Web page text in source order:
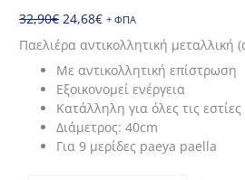
32,90€ Original
was:
32,90€.
24,68€Η
τρέχουσα
είναι:
24,68€.
+ ΦΠΑ
Παελιέρα αντικολλητική μεταλλική
Με αντικολλητική επίστρωση
Εξοικονομεί ενέργεια
Κατάλληλη για όλες τις εστίες
Διάμετρος: 40cm
Για 9 μερίδες paeya paella